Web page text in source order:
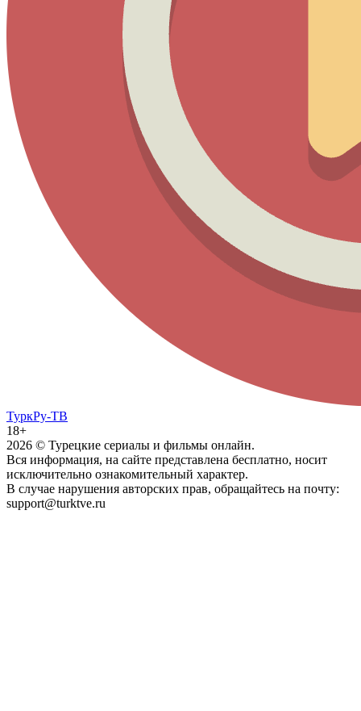
ТуркРу-ТВ
18+
2026 © Турецкие сериалы и фильмы онлайн.
Вся информация, на сайте представлена бесплатно, носит
исключительно ознакомительный характер.
В случае нарушения авторских прав, обращайтесь на почту:
support@turktve.ru